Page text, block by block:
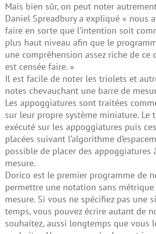
Mais bien sûr, on peut noter
Daniel Spreadbury a expliqué « nous
faire en sorte que l’intention soit
plus haut niveau afin que le
une compréhension assez riche de ce
est censée faire. »
Il est facile de noter les triolets et
notes chevauchant une barre de
Les appoggiatures sont traitées
sur leur propre système miniature. Le
exécuté sur les appoggiatures puis
placées suivant l’algorithme
possible de placer des appoggiatures
mesure.
Dorico est le premier programme de
permettre une notation sans
mesure. Si vous ne spécifiez pas une
temps, vous pouvez écrire autant de
souhaitez, aussi longtemps que vous